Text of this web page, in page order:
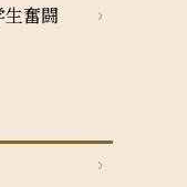
奮闘